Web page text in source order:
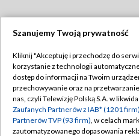
Abonament TVP
Emisja w TVP
Centrum informacji TVP
Polityka
Moje
Szanujemy Twoją prywatność
Kliknij "Akceptuję i przechodzę do
korzystanie z technologii
dostęp do informacji na Twoim
przechowywanie oraz na
nas, czyli Telewizję Polską S.A. w
Zaufanych Partnerów z IAB* (1201 firm)
Partnerów TVP (93 firm), w celach
zautomatyzowanego dopasowania